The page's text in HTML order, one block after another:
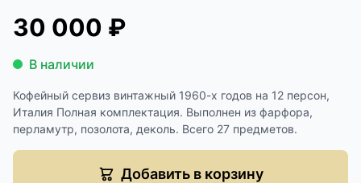
30 000 ₽
В наличии
Кофейный сервиз винтажный 1960-х годов на 12 персон,
Италия Полная комплектация. Выполнен из фарфора,
перламутр, позолота, деколь. Всего 27 предметов.
Добавить в корзину